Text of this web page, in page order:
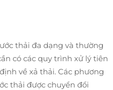
thải đa dạng và thường
có các quy trình xử lý tiên
về xả thải. Các phương
thải được chuyển đổi